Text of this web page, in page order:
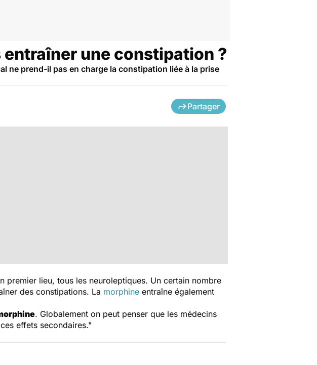
une constipation ?
ne prend-il pas en charge la constipation liée à la prise
Partager
premier lieu, tous les neuroleptiques. Un certain nombre
des constipations. La morphine entraîne également
. Globalement on peut penser que les médecins
effets secondaires."